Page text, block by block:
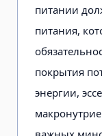
питании
питания,
покрытия
энергии,